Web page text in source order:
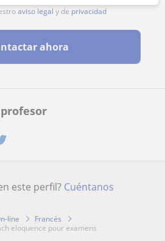
aviso legal y de privacidad
ahora
este perfil? Cuéntanos
line
Francés
eloquence pour examens